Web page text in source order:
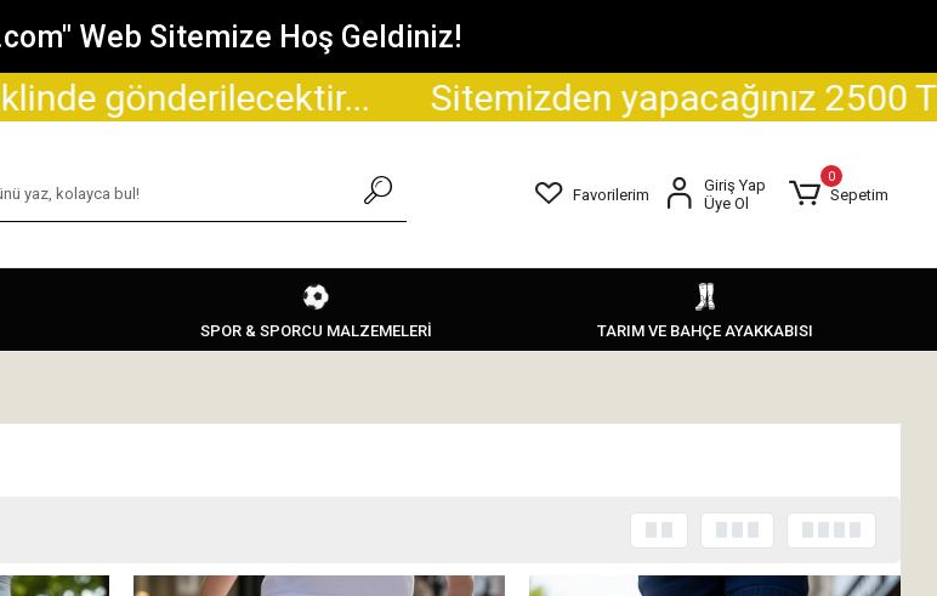
Web Sitemize Hoş Geldiniz!
Sitemizden yapacağınız 2500 TL ve
Favorilerim
Giriş Yap
Üye Ol
0
Sepetim
SPOR & SPORCU MALZEMELERİ TARIM VE BAHÇE AYAKKABISI